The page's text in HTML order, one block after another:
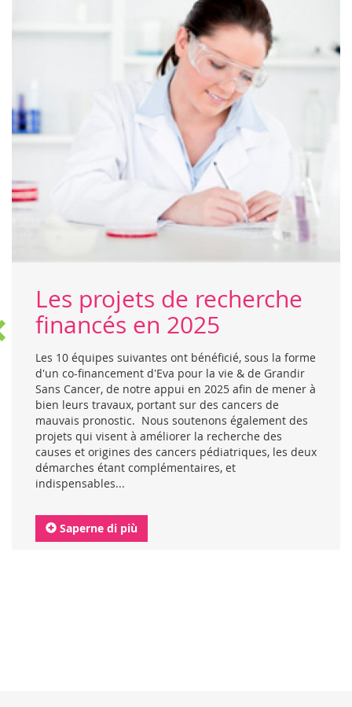
Les projets de recherche
financés en 2025
Les 10 équipes suivantes ont bénéficié, sous la forme
d'un co-financement d'Eva pour la vie & de Grandir
Sans Cancer, de notre appui en 2025 afin de mener à
bien leurs travaux, portant sur des cancers de
mauvais pronostic. Nous soutenons également des
projets qui visent à améliorer la recherche des
causes et origines des cancers pédiatriques, les deux
démarches étant complémentaires, et
indispensables...
Saperne di più